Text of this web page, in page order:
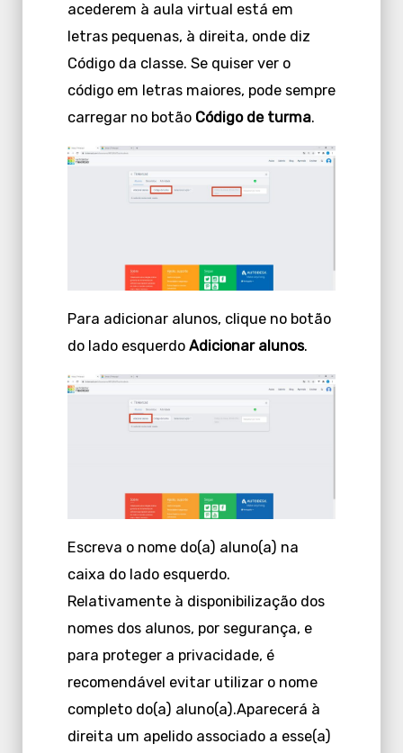
acederem à aula virtual está em
letras pequenas, à direita, onde diz
Código da classe. Se quiser ver o
código em letras maiores, pode sempre
carregar no botão Código de turma.
Para adicionar alunos, clique no botão
do lado esquerdo Adicionar alunos.
Escreva o nome do(a) aluno(a) na
caixa do lado esquerdo.
Relativamente à disponibilização dos
nomes dos alunos, por segurança, e
para proteger a privacidade, é
recomendável evitar utilizar o nome
completo do(a) aluno(a).Aparecerá à
direita um apelido associado a esse(a)